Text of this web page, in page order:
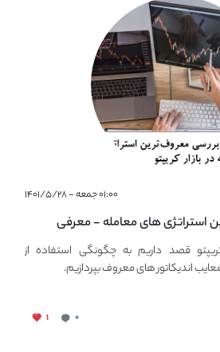
۰۱:۰۰ جمعه - ۱۴۰۱/۵/۲۸
استراتژی های معامله - معرفی
بازار کریپتو
قصد داریم به چگونگی استفاده از
اندیکاتور های معروف بپردازیم.
۰ ۱